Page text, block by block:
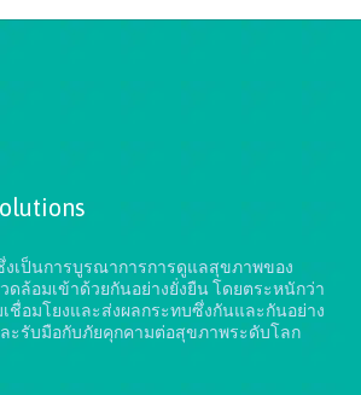
งเป็นการบูรณาการการดูแลสุขภาพของ
ดล้อมเข้าด้วยกันอย่างยั่งยืนโดยตระหนักว่า
ชื่อมโยงและส่งผลกระทบซึ่งกันและกันอย่าง
ะรับมือกับภัยคุกคามต่อสุขภาพระดับโลก